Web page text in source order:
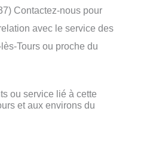
Contactez-nous pour
avec le service des
Tours ou proche du
ou service lié à cette
et aux environs du